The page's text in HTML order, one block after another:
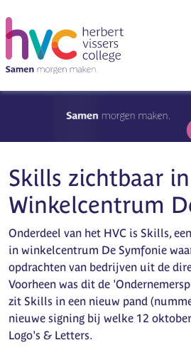
Skills zichtbaar in
Winkelcentrum
Onderdeel van het HVC is Skills,
in winkelcentrum De Symfonie
opdrachten van bedrijven uit de
Voorheen was dit de
zit Skills in een nieuw pand
nieuwe signing bij welke 12
Logo's & Letters.